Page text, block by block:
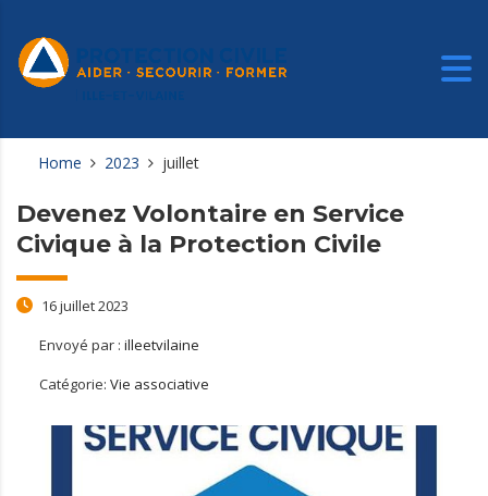
Home 2023 juillet
Devenez Volontaire en Service
Civique à la Protection Civile
16 juillet 2023
Envoyé par : illeetvilaine
Catégorie: Vie associative